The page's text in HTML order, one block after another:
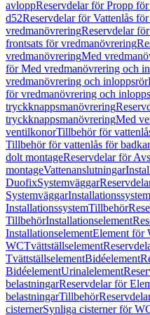
avloppReservdelar för Propp
d52Reservdelar för Vattenlås
vredmanövreringReservdelar
frontsats för vredmanövrering
vredmanövreringMed
för Med vredmanövrering och
vredmanövrering och inloppsrör
för vredmanövrering och
tryckknappsmanövrering
tryckknappsmanövreringMed
ventilkonorTillbehör för
Tillbehör för vattenlås för badkar
dolt montageReservdelar för
montageVattenanslutningar
DuofixSystemväggar
SystemväggarInstallationssystem
InstallationssystemTillbehör
TillbehörInstallationselement
InstallationselementElement för
WCTvättställselement
TvättställselementBidéelement
BidéelementUrinalelement
belastningarReservdelar för
belastningarTillbehör
cisternerSynliga cisterner för